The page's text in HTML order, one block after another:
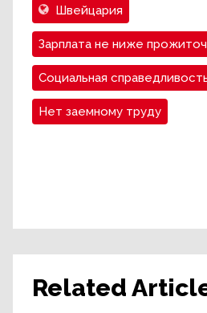
Швейцария
Зарплата не ниже
Социальная
Нет заемному труду
Related